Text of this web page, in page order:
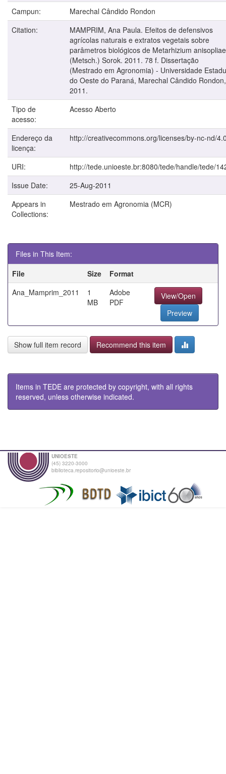
Campun:
Marechal Cândido Rondon
Citation:
MAMPRIM, Ana Paula. Efeitos de defensivos
agrícolas naturais e extratos vegetais sobre
parâmetros biológicos de Metarhizium anisopliae
(Metsch.) Sorok. 2011. 78 f. Dissertação
(Mestrado em Agronomia) - Universidade
do Oeste do Paraná, Marechal Cândido Rondon,
2011.
Tipo de
acesso:
Acesso Aberto
Endereço da
licença:
http://creativecommons.org/licenses/by-nc-nd/
URI:
http://tede.unioeste.br:8080/tede/handle/tede/
Issue Date:
25-Aug-2011
Appears in
Collections:
Mestrado em Agronomia (MCR)
Files in This Item:
File
Size
Format
Ana_Mamprim_2011
1
MB
Adobe
PDF
View/Open
Preview
Show full item record Recommend this item
Items in TEDE are protected by copyright, with all rights
reserved, unless otherwise indicated.
UNIOESTE
(45) 3220-3000
biblioteca.repositorio@unioeste.br